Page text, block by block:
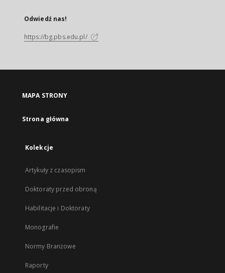
Odwiedź nas!
https://bg.pbs.edu.pl/
MAPA STRONY
Strona główna
Kolekcje
Artykuły z czasopism
Doktoraty przed obroną
Habilitacje i Doktoraty
Monografie
Normy Branżowe
Raporty